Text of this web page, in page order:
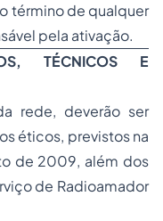
término de qualquer
pela ativação.
TÉCNICOS E
rede, deverão ser
éticos, previstos na
de 2009, além dos
de Radioamador